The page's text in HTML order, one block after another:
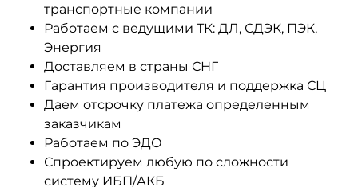
транспортные компании
Работаем с ведущими ТК: ДЛ, СДЭК, ПЭК,
Энергия
Доставляем в страны СНГ
Гарантия производителя и поддержка СЦ
Даем отсрочку платежа определенным
заказчикам
Работаем по ЭДО
Спроектируем любую по сложности
систему ИБП/АКБ